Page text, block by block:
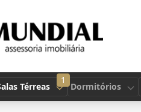
1
Térreas Dormitórios